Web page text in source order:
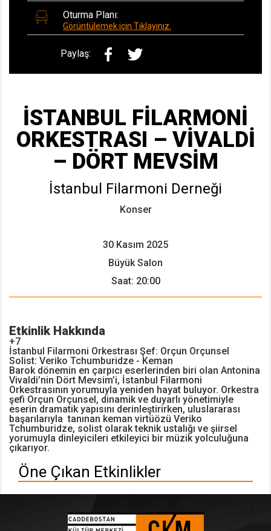
Oturma Planı:
Görüntülemek için Tıklayınız.
Paylaş:
İSTANBUL FİLARMONİ
ORKESTRASI – VİVALDİ
– DÖRT MEVSİM
İstanbul Filarmoni Derneği
Konser
30 Kasım 2025
Büyük Salon
Saat: 20:00
Etkinlik Hakkında
+7
İstanbul Filarmoni Orkestrası Şef: Orçun Orçunsel
Solist: Veriko Tchumburidze - Keman
Barok dönemin en çarpıcı eserlerinden biri olan Antonina
Vivaldi’nin Dört Mevsim’i, İstanbul Filarmoni
Orkestrasının yorumuyla yeniden hayat buluyor. Orkestra
şefi Orçun Orçunsel, dinamik ve duyarlı yönetimiyle
eserin dramatik yapısını derinleştirirken, uluslararası
başarılarıyla tanınan keman virtüözü Veriko
Tchumburidze, solist olarak teknik ustalığı ve şiirsel
yorumuyla dinleyicileri etkileyici bir müzik yolculuğuna
çıkarıyor.
Öne Çıkan Etkinlikler